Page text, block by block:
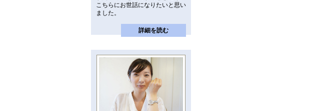
こちらにお世話になりたいと思い
ました。
詳細を読む